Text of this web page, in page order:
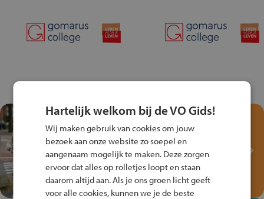
Test je kennis met het
Fiets Veilig
Verkeersspel!
Speel het Fiets Veilig Verkeersspel
en win een Cortina-fiets!
Hartelijk welkom bij de VO Gids!
Wij maken gebruik van cookies om jouw
bezoek aan onze website zo soepel en
aangenaam mogelijk te maken. Deze zorgen
ervoor dat alles op rolletjes loopt en staan
daarom altijd aan. Als je ons groen licht geeft
voor alle cookies, kunnen we je de beste